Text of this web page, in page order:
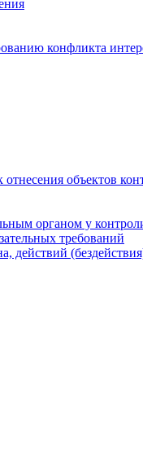
конфликта
объектов
органом у
требований
действий